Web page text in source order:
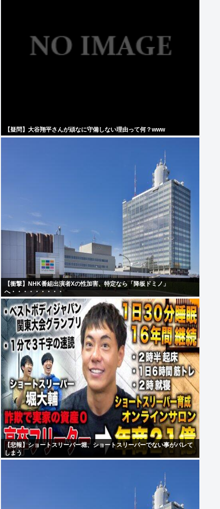
【疑問】大谷翔平さんが頑なに守備しない理由って何？www
【衝撃】NHK番組出演者Xの性加害、特定なら「降板ドミノ」
へ・・・・・・・・・
【悲報】ショートスリーパー堀、ショートスリーパーでない事がバレて
しまう